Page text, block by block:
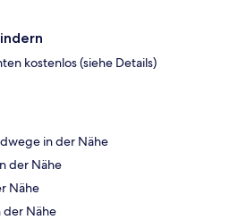
kostenlos (siehe Details)
in der Nähe
der Nähe
Nähe
der Nähe